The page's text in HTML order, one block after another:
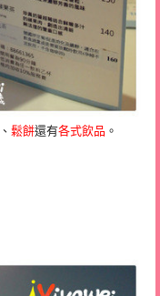
、 鬆餅還有各式飲品 。